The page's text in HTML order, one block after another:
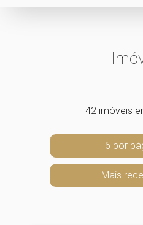
42 imóveis
6 por
Mais